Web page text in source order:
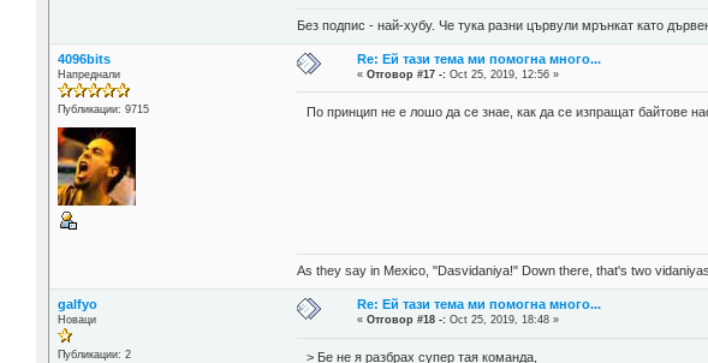
Без подпис - най-хубу. Че тука разни цървули мрънкат като
4096bits
Напреднали
Публикации: 9715
Re: Ей тази тема ми помогна много...
«Отговор #17 -: Oct 25, 2019, 12:56 »
По принцип не е лошо да се знае, как да се изпращат байтове
As they say in Mexico, "Dasvidaniya!" Down there, that's two vidaniyas.
galfyo
Новаци
Публикации: 2
Re: Ей тази тема ми помогна много...
«Отговор #18 -: Oct 25, 2019, 18:48 »
> Бе не я разбрах супер тая команда,